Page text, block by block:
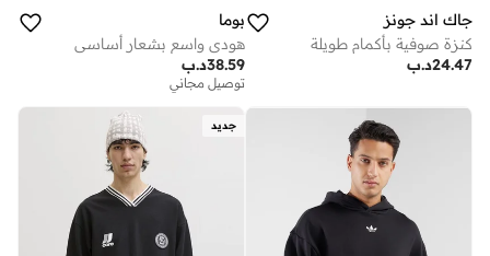
جاك اند جونز
كنزة صوفية بأكمام طويلة
د.ب24.47
بوما
هودي واسع بشعار أساسي
د.ب38.59
توصيل مجاني
جديد